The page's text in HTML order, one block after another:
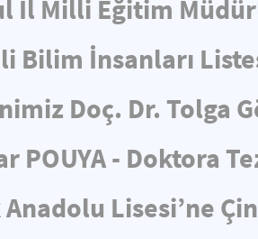
İl Milli Eğitim
Bilim İnsanları
Doç. Dr. Tolga
POUYA - Doktora
Lisesi’ne